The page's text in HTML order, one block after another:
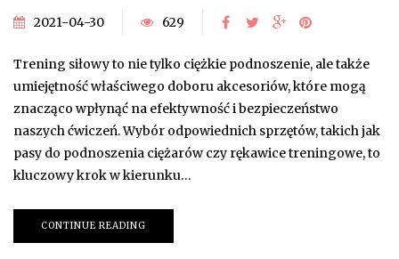
2021-04-30 629
Trening siłowy to nie tylko ciężkie podnoszenie, ale także
umiejętność właściwego doboru akcesoriów, które mogą
znacząco wpłynąć na efektywność i bezpieczeństwo
naszych ćwiczeń. Wybór odpowiednich sprzętów, takich jak
pasy do podnoszenia ciężarów czy rękawice treningowe, to
kluczowy krok w kierunku…
CONTINUE READING